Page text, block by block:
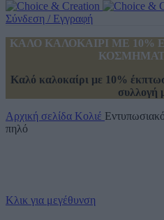
Σύνδεση / Εγγραφή
ΚΑΛΟ ΚΑΛΟΚΑΙΡΙ ΜΕ 10%
Καλό καλοκαίρι με 10%
συλλογή
Αρχική σελίδα Κολιέ
πηλό
Κλικ για μεγέθυνση